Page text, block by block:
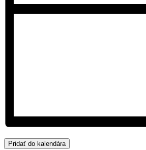
Pridať do kalendára